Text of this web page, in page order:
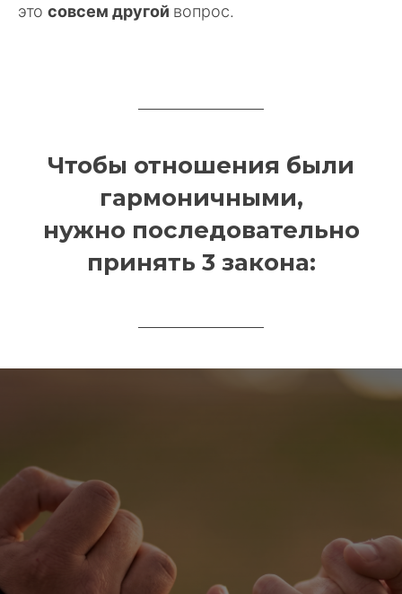
это совсем другой вопрос.
Чтобы отношения были
гармоничными,
нужно последовательно
принять 3 закона: